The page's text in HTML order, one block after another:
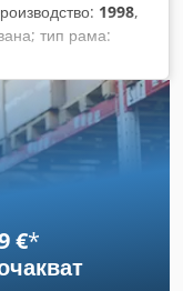
1998,
тип рама:
торене / Csdsr
€*